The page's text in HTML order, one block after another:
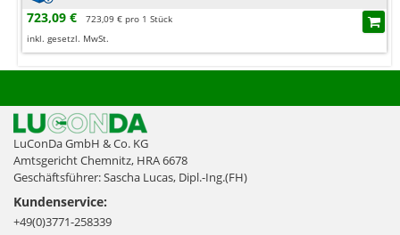
723,09 €
723,09 € pro 1 Stück
inkl. gesetzl. MwSt.
LuConDa GmbH & Co. KG
Amtsgericht Chemnitz, HRA 6678
Geschäftsführer: Sascha Lucas, Dipl.-Ing.(FH)
Kundenservice:
+49(0)3771-258339